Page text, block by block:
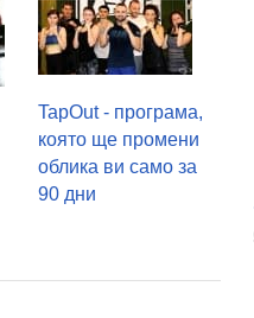
TapOut - програма,
която ще промени
облика ви само за
90 дни